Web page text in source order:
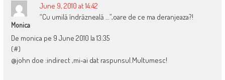
Monica
June 9, 2010 at 14:42
“Cu umilă îndrăzneală …”,oare de ce ma deranjeaza?!
De monica pe 9 June 2010 la 13:35
(#)
@john doe :indirect ,mi-ai dat raspunsul.Multumesc!